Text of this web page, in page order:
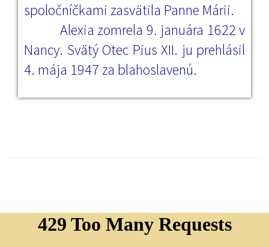
spoločníčkami zasvätila Panne Márii.
Alexia zomrela 9. januára 1622 v
Nancy. Svätý Otec Pius XII. ju prehlásil
4. mája 1947 za blahoslavenú.